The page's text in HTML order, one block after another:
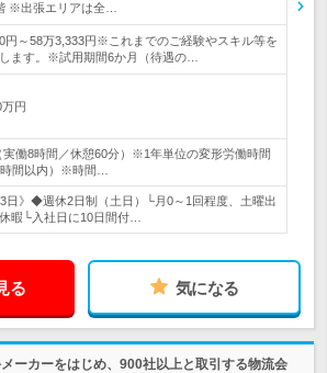
※出張エリアは全…
円～58万3,333円※これまでのご経験やスキル等を
ます。※試用期間6か月（待遇の…
円
実働8時間／休憩60分）※1年単位の変形労働時間
間以内）※時間…
日》◆週休2日制（土日）└月0～1回程度、土曜出
暇└入社日に10日間付…
る 気になる
ーカーをはじめ、900社以上と取引する物流会